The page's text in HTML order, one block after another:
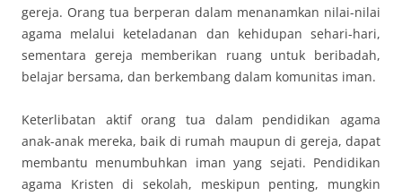
gereja. Orang tua berperan dalam menanamkan nilai-nilai
agama melalui keteladanan dan kehidupan sehari-hari,
sementara gereja memberikan ruang untuk beribadah,
belajar bersama, dan berkembang dalam komunitas iman.
Keterlibatan aktif orang tua dalam pendidikan agama
anak-anak mereka, baik di rumah maupun di gereja, dapat
membantu menumbuhkan iman yang sejati. Pendidikan
agama Kristen di sekolah, meskipun penting, mungkin